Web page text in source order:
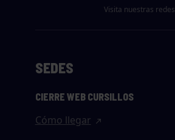
Visita nuestras redes
SEDES
CIERRE WEB CURSILLOS
Cómo llegar